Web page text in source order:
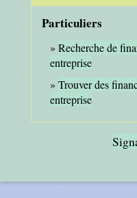
Particuliers
Recherche de
entreprise
Trouver des
entreprise